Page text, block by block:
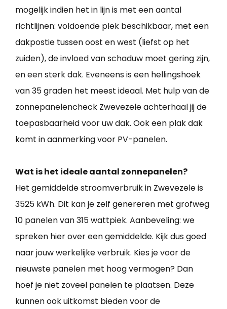
mogelijk indien het in lijn is met een aantal
richtlijnen: voldoende plek beschikbaar, met een
dakpostie tussen oost en west (liefst op het
zuiden), de invloed van schaduw moet gering zijn,
en een sterk dak. Eveneens is een hellingshoek
van 35 graden het meest ideaal. Met hulp van de
zonnepanelencheck Zwevezele achterhaal jij de
toepasbaarheid voor uw dak. Ook een plak dak
komt in aanmerking voor PV-panelen.
Wat is het ideale aantal zonnepanelen?
Het gemiddelde stroomverbruik in Zwevezele is
3525 kWh. Dit kan je zelf genereren met grofweg
10 panelen van 315 wattpiek. Aanbeveling: we
spreken hier over een gemiddelde. Kijk dus goed
naar jouw werkelijke verbruik. Kies je voor de
nieuwste panelen met hoog vermogen? Dan
hoef je niet zoveel panelen te plaatsen. Deze
kunnen ook uitkomst bieden voor de